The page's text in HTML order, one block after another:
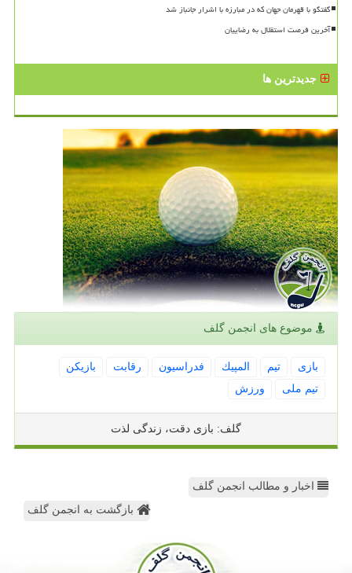
گفتگو با قهرمان جهان که در مبارزه با اشرار جانباز شد
آخرین فرصت استقلال به رضاییان
جدیدترین ها
موضوع های انجمن گلف
بازی تیم المپیك فدراسیون رقابت
بازیكن
تیم ملی
ورزش
گلف: بازی دقت، زندگی لذت
اخبار و مطالب انجمن گلف
بازگشت به انجمن گلف